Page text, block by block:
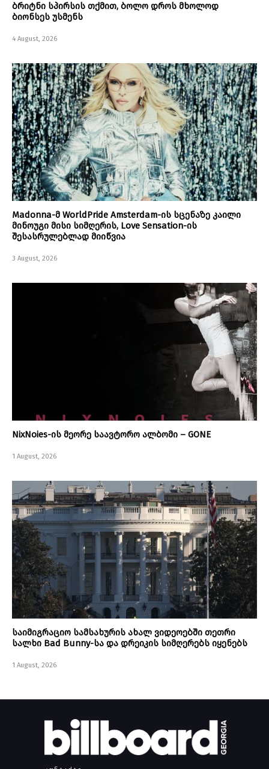
ბრიტნი სპირსის თქმით, ბოლო დროს მხოლოდ
ბიონსეს უსმენს
4 August, 2026
Madonna-მ WorldPride Amsterdam-ის სცენაზე კაილი
მინოუგი მისი სიმღერის, Love Sensation-ის
შესასრულებლად მიიწვია
3 August, 2026
NixNoies-ის მეორე საავტორო ალბომი – GONE
1 August, 2026
საიმიგრაციო სამსახურის ახალ ვიდეოებში თეთრი
სალხი Bad Bunny-სა და დრეიკის სიმღერებს იყენებს
1 August, 2026